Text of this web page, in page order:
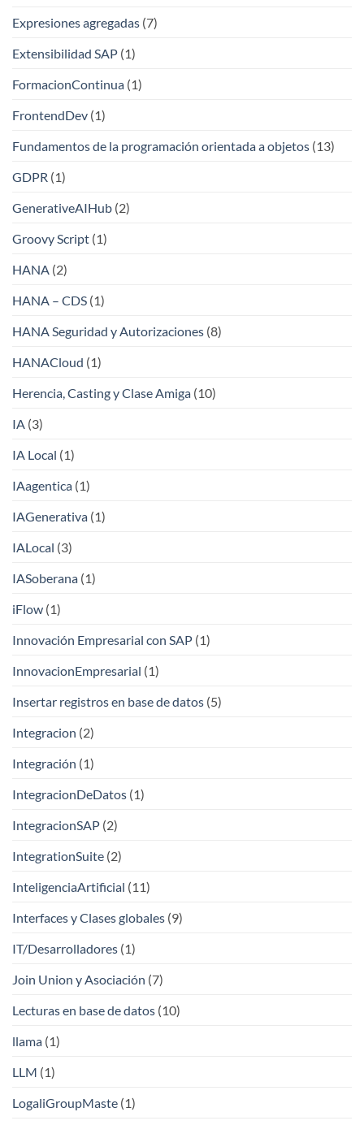
Expresiones agregadas (7)
Extensibilidad SAP (1)
FormacionContinua (1)
FrontendDev (1)
Fundamentos de la programación orientada a objetos (13)
GDPR (1)
GenerativeAIHub (2)
Groovy Script (1)
HANA (2)
HANA – CDS (1)
HANA Seguridad y Autorizaciones (8)
HANACloud (1)
Herencia, Casting y Clase Amiga (10)
IA (3)
IA Local (1)
IAagentica (1)
IAGenerativa (1)
IALocal (3)
IASoberana (1)
iFlow (1)
Innovación Empresarial con SAP (1)
InnovacionEmpresarial (1)
Insertar registros en base de datos (5)
Integracion (2)
Integración (1)
IntegracionDeDatos (1)
IntegracionSAP (2)
IntegrationSuite (2)
InteligenciaArtificial (11)
Interfaces y Clases globales (9)
IT/Desarrolladores (1)
Join Union y Asociación (7)
Lecturas en base de datos (10)
llama (1)
LLM (1)
LogaliGroupMaste (1)